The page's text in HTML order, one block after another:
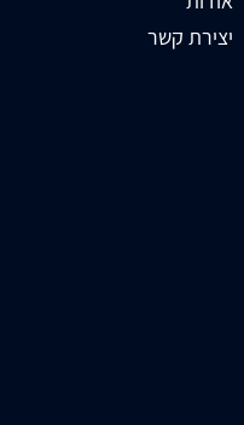
יצירת קשר